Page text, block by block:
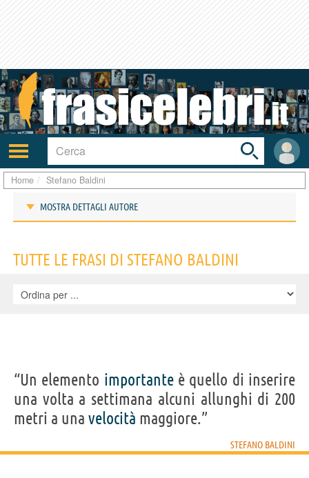
Attiva/disattiva
navigazione
User
area
Toggle
search
bar
Home Stefano Baldini
MOSTRA DETTAGLI AUTORE
IDENTIKIT E DATI ANAGRAFICI
Stefano
Cognome Baldini
Nato 25 maggio 1971
Sesso maschile
Segno zodiacale Gemelli
TUTTE LE FRASI DI STEFANO BALDINI
“Un elemento importanteè quello di inserire
una volta a settimana alcuni allunghi di 200
metri a una velocità maggiore.”
STEFANO BALDINI